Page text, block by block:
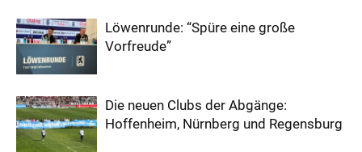
Löwenrunde: “Spüre eine große
Vorfreude”
Die neuen Clubs der Abgänge:
Hoffenheim, Nürnberg und Regensburg